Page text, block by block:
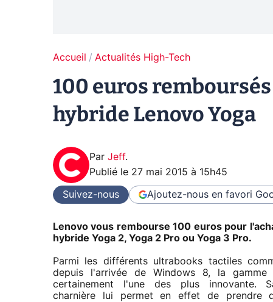
Accueil Actualités High-Tech
100 euros
hybride Lenovo Yoga
Par Jeff.
Publié le 27 mai 2015 à 15h45
Suivez-nous Ajoutez-nous en favori
Lenovo vous rembourse 100 euros pour
hybride Yoga 2, Yoga 2 Pro ou Yoga 3 Pro.
Parmi les différents ultrabooks tactiles
depuis l'arrivée de Windows 8, la gamme
certainement l'une des plus innovante.
charnière lui permet en effet de prendre